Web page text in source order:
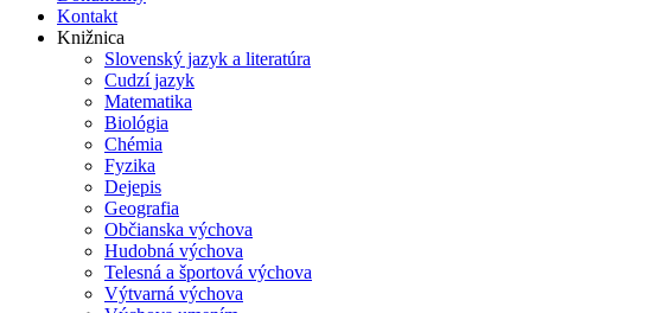
Kontakt
Knižnica
Slovenský jazyk a literatúra
Cudzí jazyk
Matematika
Biológia
Chémia
Fyzika
Dejepis
Geografia
Občianska výchova
Hudobná výchova
Telesná a športová výchova
Výtvarná výchova